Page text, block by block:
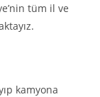
tüm il ve
kamyona